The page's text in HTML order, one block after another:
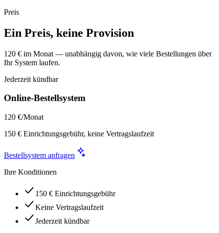
Preis
Ein Preis, keine Provision
120 € im Monat — unabhängig davon, wie viele Bestellungen über
Ihr System laufen.
Jederzeit kündbar
Online-Bestellsystem
120 €/Monat
150 € Einrichtungsgebühr, keine Vertragslaufzeit
Bestellsystem anfragen
Ihre Konditionen
150 € Einrichtungsgebühr
Keine Vertragslaufzeit
Jederzeit kündbar